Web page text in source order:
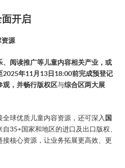
开启
资源
阅读推广等儿童内容相关产业，或
2025年11月13日18:00前完成预登记
观，并畅行版权区与综合区两大展
球优质儿童内容资源，还可深入 国
自35+国家和地区的进口及出口版权、
核心资源，让业务拓展更高效、更